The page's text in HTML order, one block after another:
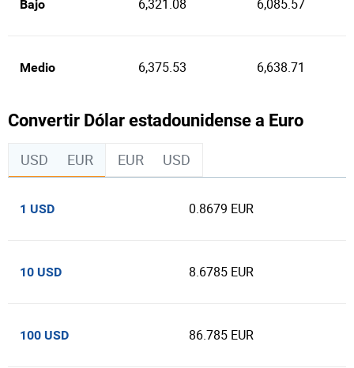
Bajo 6,321.08 6,085.57
Medio 6,375.53 6,638.71
Convertir Dólar estadounidense a Euro
USD EUR EUR USD
1 USD 0.8679 EUR
10 USD 8.6785 EUR
100 USD 86.785 EUR